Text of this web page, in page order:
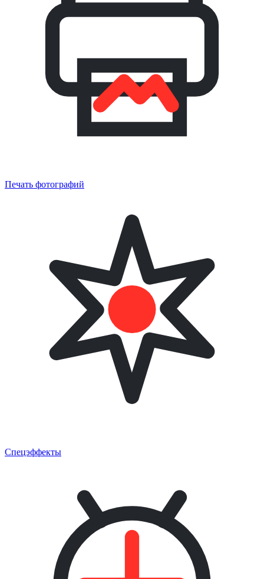
Печать фотографий
Спецэффекты